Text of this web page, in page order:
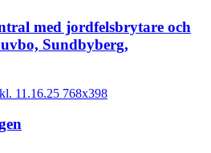
med jordfelsbrytare och
Sundbyberg,